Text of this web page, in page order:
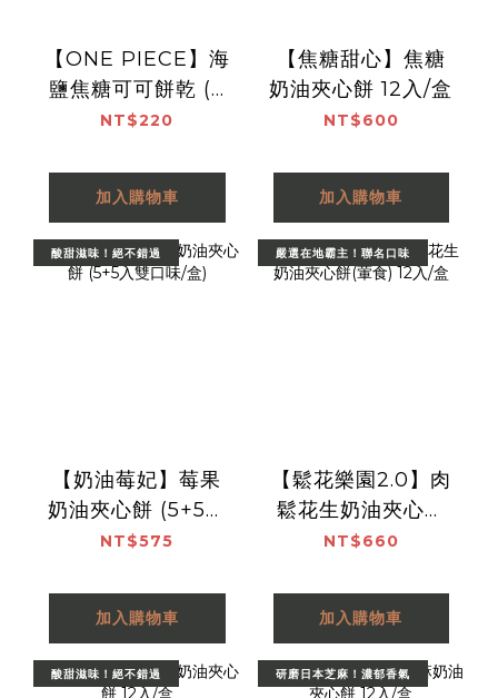
【ONE PIECE】海
鹽焦糖可可餅乾 (8
片/盒)
NT$220
加入購物車
【焦糖甜心】焦糖
奶油夾心餅 12入/盒
NT$600
加入購物車
酸甜滋味！絕不錯過
【奶油莓妃】莓果
奶油夾心餅 (5+5入
雙口味/盒)
NT$575
加入購物車
嚴選在地霸主！聯名口味
【鬆花樂園2.0】肉
鬆花生奶油夾心餅
(葷食) 12入/盒
NT$660
加入購物車
酸甜滋味！絕不錯過 研磨日本芝麻！濃郁香氣